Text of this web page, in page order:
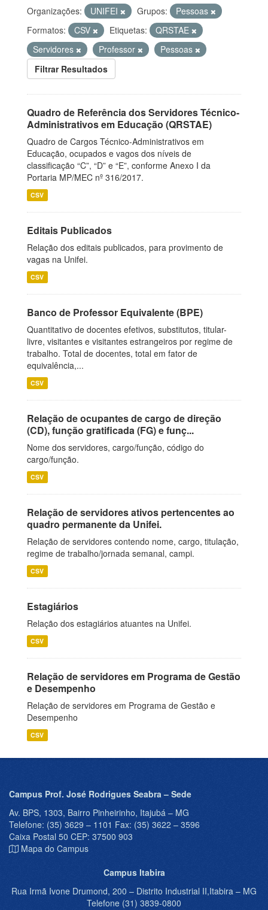
Organizações: UNIFEI Grupos:
Pessoas
Formatos:
CSV Etiquetas:
QRSTAE
Servidores
Professor
Pessoas
Filtrar Resultados
Quadro de Referência dos Servidores Técnico-
Administrativos em Educação (QRSTAE)
Quadro de Cargos Técnico-Administrativos em
Educação, ocupados e vagos dos níveis de
classificação “C”, “D” e “E”, conforme Anexo I da
Portaria MP/MEC nº 316/2017.
CSV
Editais Publicados
Relação dos editais publicados, para provimento de
vagas na Unifei.
CSV
Banco de Professor Equivalente (BPE)
Quantitativo de docentes efetivos, substitutos, titular-
livre, visitantes e visitantes estrangeiros por regime de
trabalho. Total de docentes, total em fator de
equivalência,...
CSV
Relação de ocupantes de cargo de direção
(CD), função gratificada (FG) e funç...
Nome dos servidores, cargo/função, código do
cargo/função.
CSV
Relação de servidores ativos pertencentes ao
quadro permanente da Unifei.
Relação de servidores contendo nome, cargo, titulação,
regime de trabalho/jornada semanal, campi.
CSV
Estagiários
Relação dos estagiários atuantes na Unifei.
CSV
Relação de servidores em Programa de Gestão
e Desempenho
Relação de servidores em Programa de Gestão e
Desempenho
CSV
Campus Prof. José Rodrigues Seabra – Sede
Av. BPS, 1303, Bairro Pinheirinho, Itajubá – MG
Telefone: (35) 3629 – 1101 Fax: (35) 3622 – 3596
Caixa Postal 50 CEP: 37500 903
Mapa do Campus
Campus Itabira
Rua Irmã Ivone Drumond, 200 – Distrito Industrial II,Itabira – MG
Telefone (31) 3839-0800